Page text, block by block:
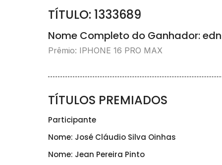
TÍTULO: 1333689
Nome Completo do Ganhador:
Prêmio: IPHONE 16 PRO MAX
TÍTULOS PREMIADOS
Participante
Nome: José Cláudio Silva Oinhas
Nome: Jean Pereira Pinto